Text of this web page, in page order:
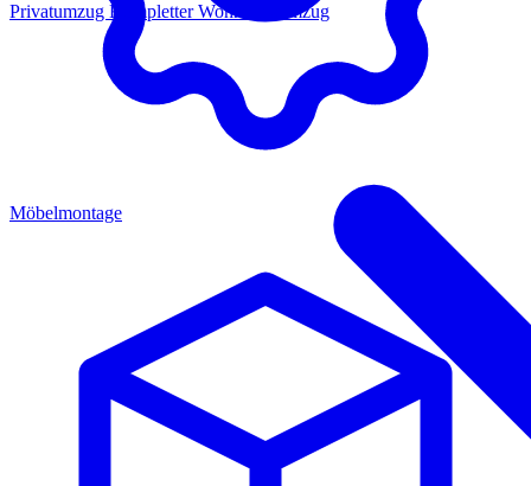
Privatumzug Kompletter Wohnungsumzug
Möbelmontage